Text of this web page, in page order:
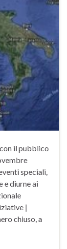
il pubblico
speciali,
e diurne ai
|
chiuso, a